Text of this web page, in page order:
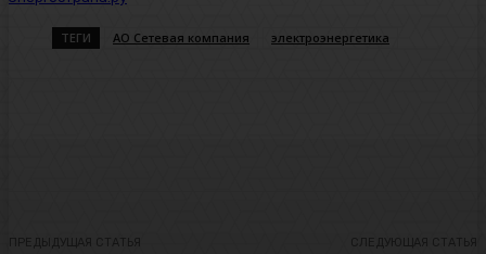
ТЕГИ АО Сетевая компания электроэнергетика